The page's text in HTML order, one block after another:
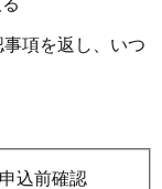
項を返し、いつ
申込前確認